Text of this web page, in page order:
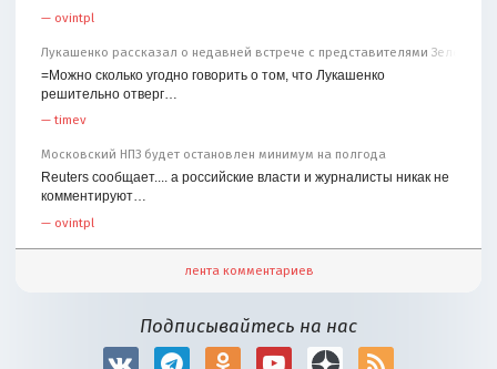
— ovintpl
Лукашенко рассказал о недавней встрече с представителями
=Можно сколько угодно говорить о том, что Лукашенко
решительно отверг…
—timev
Московский НПЗ будет остановлен минимум на полгода
Reuters сообщает.... а российские власти и журналисты никак не
комментируют…
— ovintpl
лента комментариев
Подписывайтесь на нас